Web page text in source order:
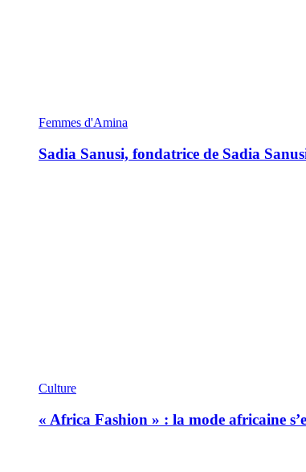
Femmes d'Amina
Sadia Sanusi, fondatrice de Sadia
Culture
« Africa Fashion » : la mode africaine